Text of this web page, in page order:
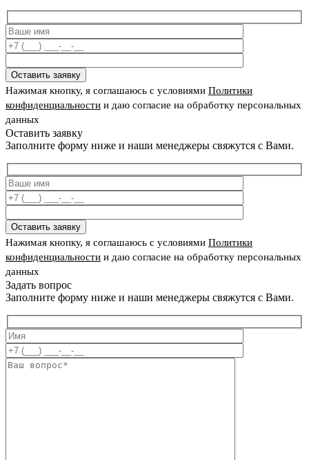
Оставить заявку
Нажимая кнопку, я соглашаюсь с условиями Политики
конфиденциальности и даю согласие на обработку персональных
данных
Оставить заявку
Заполните форму ниже и наши менеджеры свяжутся с Вами.
Оставить заявку
Нажимая кнопку, я соглашаюсь с условиями Политики
конфиденциальности и даю согласие на обработку персональных
данных
Задать вопрос
Заполните форму ниже и наши менеджеры свяжутся с Вами.